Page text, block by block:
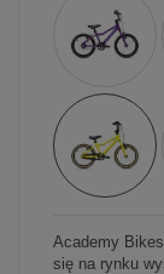
Academy
się na rynku